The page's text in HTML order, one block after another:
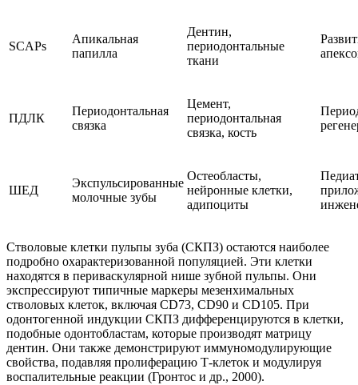
SCAPs
Апикальная
папилла
Дентин,
периодонтальные
ткани
ПДЛК
Периодонтальная
связка
Цемент,
периодонтальная
связка, кость
ШЕД
Экспульсированные
молочные зубы
Остеобласты,
нейронные клетки,
адипоциты
Стволовые клетки пульпы зуба (СКПЗ) остаются наиболее
подробно охарактеризованной популяцией. Эти клетки
находятся в периваскулярной нише зубной пульпы. Они
экспрессируют типичные маркеры мезенхимальных
стволовых клеток, включая CD73, CD90 и CD105. При
одонтогенной индукции СКПЗ дифференцируются в клетки,
подобные одонтобластам, которые производят матрицу
дентин. Они также демонстрируют иммуномодулирующие
свойства, подавляя пролиферацию Т-клеток и модулируя
воспалительные реакции (Гронтос и др., 2000).